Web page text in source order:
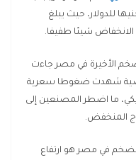
الرسمي الحالي البالغ نحو 24 جنيها للدولار، حيث يبلغ
الأخيرة في مصر جاءت
شهدت ضغوطا سعرية
ما اضطر المصنعين إلى
المنخفض.
في مصر هو ارتفاع